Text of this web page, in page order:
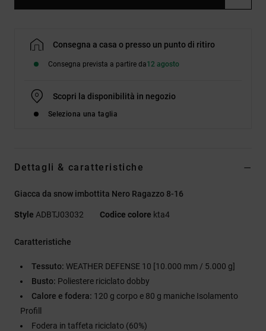
Consegna a casa o presso un punto di ritiro
Consegna prevista a partire da12 agosto
Scopri la disponibilità in negozio
Seleziona una taglia
Dettagli & caratteristiche
Giacca da snow imbottita Nero Ragazzo 8-16
Style ADBTJ03032 Codice colore kta4
Caratteristiche
Tessuto: WEATHER DEFENSE 10 [10.000 mm / 5.000 g]
Busto: Poliestere riciclato dobby
Calore e fodera: 120 g corpo e 80 g maniche Isolamento
Profill
Fodera in taffeta riciclato (60%)